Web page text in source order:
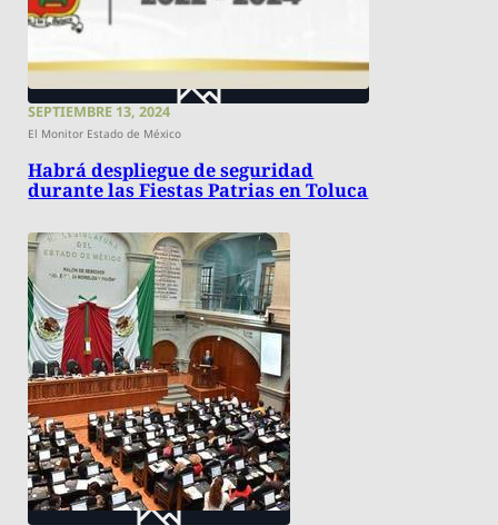
SEPTIEMBRE 13, 2024
El Monitor Estado de México
Habrá despliegue de seguridad
durante las Fiestas Patrias en Toluca